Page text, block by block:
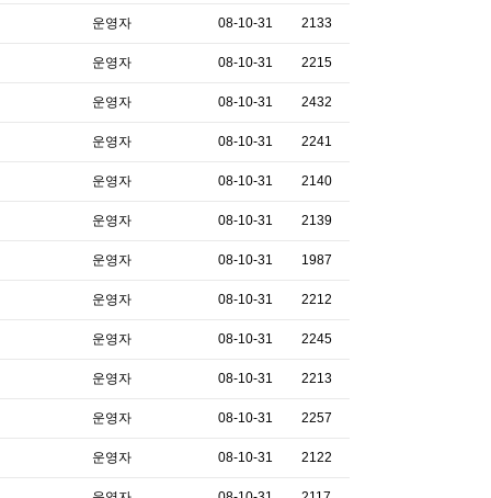
운영자 08-10-31 2133
운영자 08-10-31 2215
운영자 08-10-31 2432
운영자 08-10-31 2241
운영자 08-10-31 2140
운영자 08-10-31 2139
운영자 08-10-31 1987
운영자 08-10-31 2212
운영자 08-10-31 2245
운영자 08-10-31 2213
운영자 08-10-31 2257
운영자 08-10-31 2122